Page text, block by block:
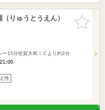
お気に入
りに追加
りゅうとうえん）
ー15分佐賀大和ＩＣより約2分
性